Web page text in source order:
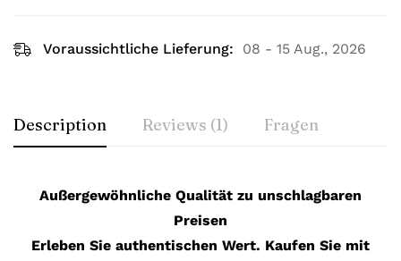
Voraussichtliche Lieferung: 08 - 15 Aug., 2026
Description Reviews (1) Fragen
Außergewöhnliche Qualität zu unschlagbaren
Preisen
Erleben Sie authentischen Wert. Kaufen Sie mit